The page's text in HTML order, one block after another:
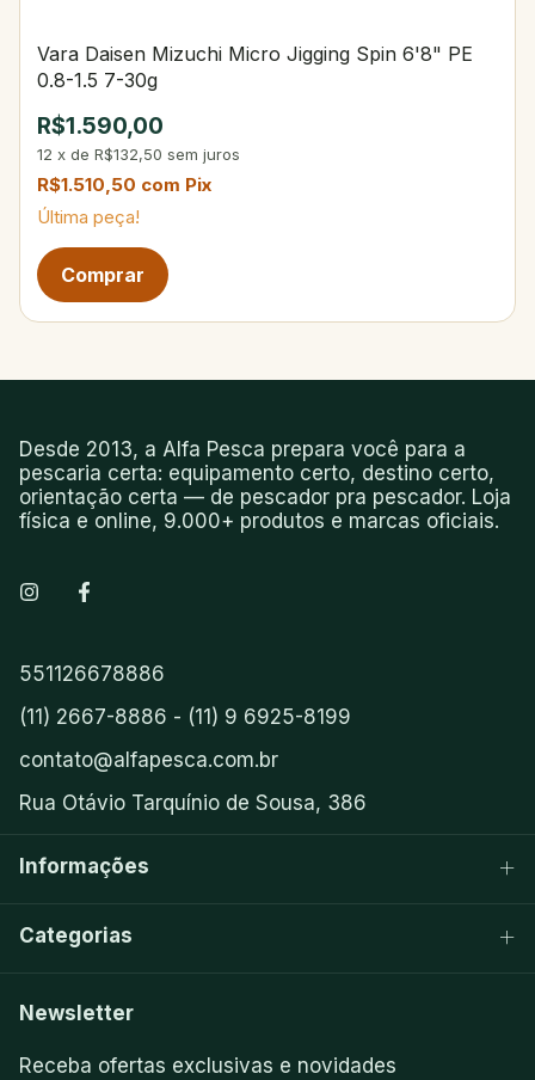
Vara Daisen Mizuchi Micro Jigging Spin 6'8" PE
0.8-1.5 7-30g
R$1.590,00
12 x de R$132,50 sem juros
R$1.510,50 com Pix
Última peça!
Desde 2013, a Alfa Pesca prepara você para a
pescaria certa: equipamento certo, destino certo,
orientação certa — de pescador pra pescador. Loja
física e online, 9.000+ produtos e marcas oficiais.
551126678886
(11) 2667-8886 - (11) 9 6925-8199
contato@alfapesca.com.br
Rua Otávio Tarquínio de Sousa, 386
Informações
Categorias
Newsletter
Receba ofertas exclusivas e novidades